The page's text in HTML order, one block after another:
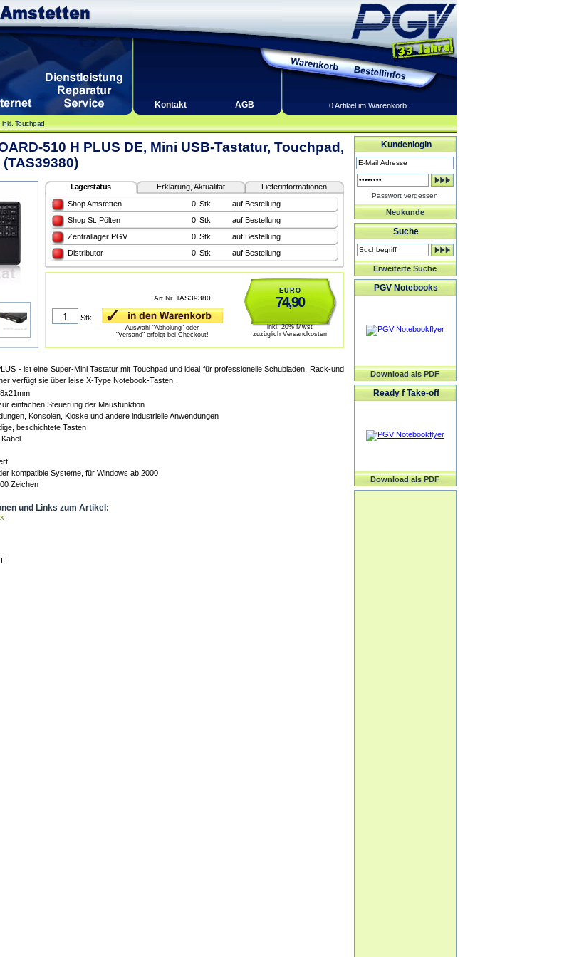
Kontakt AGB 0 Artikel im Warenkorb.
inkl. Touchpad
510 H PLUS DE, Mini USB-Tastatur, Touchpad,
Lagerstatus Erklärung, Aktualität
Lieferinformationen
Shop Amstetten
0 Stk
auf Bestellung
Shop St. Pölten
0 Stk
auf Bestellung
Zentrallager PGV
0 Stk
auf Bestellung
Distributor
0 Stk auf Bestellung
EURO
74,90
inkl. 20% Mwst
zuzüglich Versandkosten
Art.Nr. TAS39380
Stk
Auswahl "Abholung" oder
"Versand" erfolgt bei Checkout!
- ist eine Super-Mini Tastatur mit Touchpad und ideal für professionelle Schubladen, Rack-und
verfügt sie über leise X-Type Notebook-Tasten.
einfachen Steuerung der Mausfunktion
Konsolen, Kioske und andere industrielle Anwendungen
beschichtete Tasten
kompatible Systeme, für Windows ab 2000
Zeichen
und Links zum Artikel:
Kundenlogin
Passwort vergessen
Neukunde
Suche
Erweiterte Suche
PGV Notebooks
Download als PDF
Ready f Take-off
Download als PDF